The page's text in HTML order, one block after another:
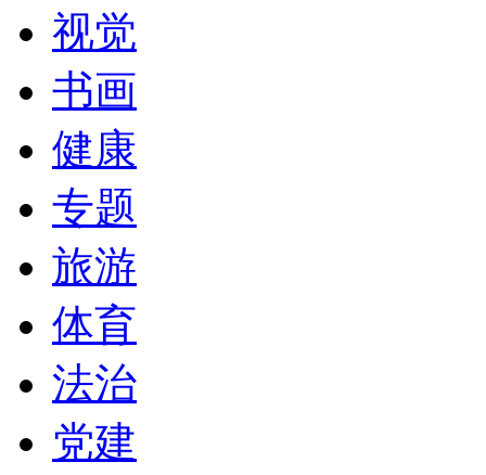
视觉
书画
健康
专题
旅游
体育
法治
党建